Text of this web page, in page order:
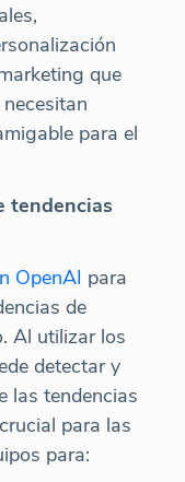
que
para el
tendencias
OpenAI para
de
Al utilizar los
detectar y
las tendencias
para las
para: